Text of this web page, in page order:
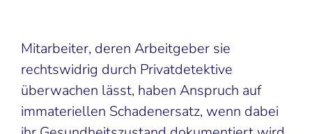
Mitarbeiter, deren Arbeitgeber sie
rechtswidrig durch Privatdetektive
überwachen lässt, haben Anspruch auf
immateriellen Schadenersatz, wenn dabei